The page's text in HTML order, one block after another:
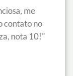
me
contato no
nota 10!"